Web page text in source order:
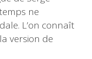
ne
L’on connaît
version de